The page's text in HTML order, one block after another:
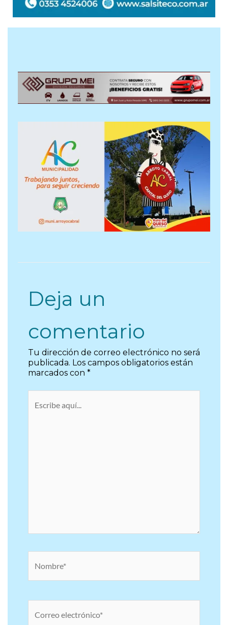
Deja un
comentario
Tu dirección de correo electrónico no será
publicada. Los campos obligatorios están
marcados con *
electrónico*